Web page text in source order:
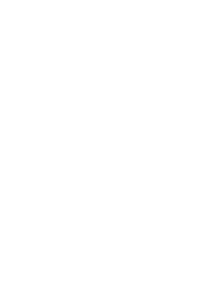
cómo obtener ingresos pasivos